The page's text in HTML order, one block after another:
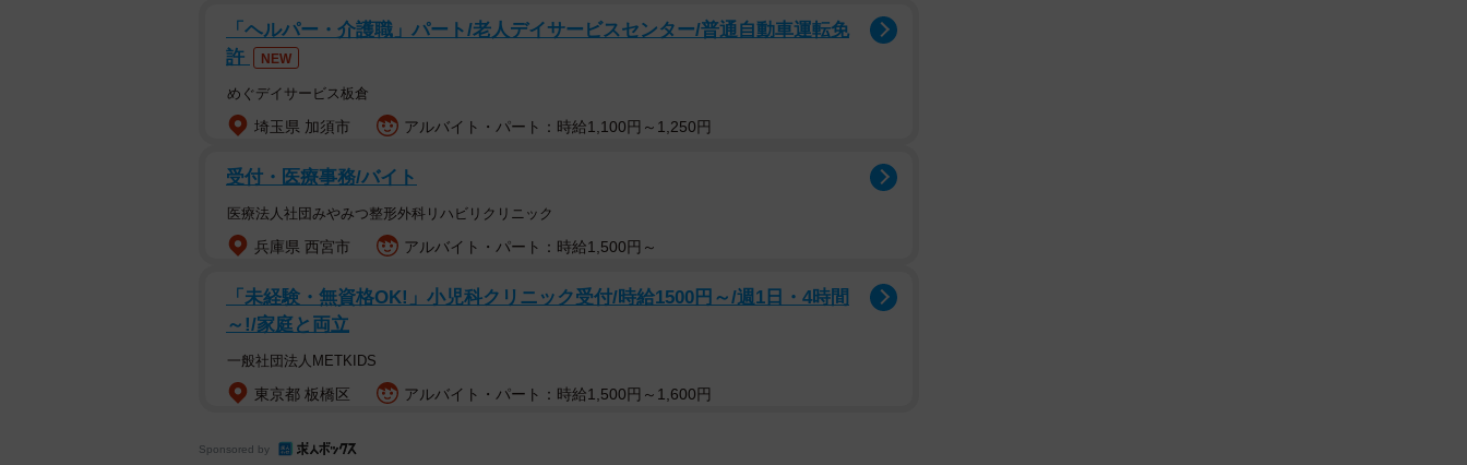
1/7
投稿したのは東京・原宿の美容室『JUICE』で美容師をしている、えびけんさん（＠
写真。
「ヘルパー・介護職」パート/老人デイサービスセンター/普通自動車運転免
許
NEW
めぐデイサービス板倉
埼玉県 加須市 アルバイト・パート：時給1,100円～1,250円
受付・医療事務/バイト
医療法人社団みやみつ整形外科リハビリクリニック
兵庫県 西宮市 アルバイト・パート：時給1,500円～
「未経験・無資格OK!」小児科クリニック受付/時給1500円～/週1日・4時間
～!/家庭と両立
一般社団法人METKIDS
東京都 板橋区 アルバイト・パート：時給1,500円～1,600円
Sponsored by